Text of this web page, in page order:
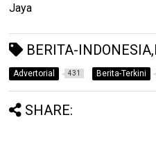
Jaya
BERITA-
Advertorial 431 Berita-Terkini
SHARE: